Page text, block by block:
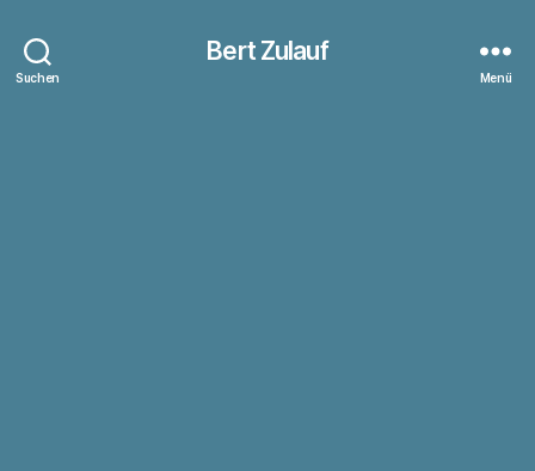
Suchen
Bert Zulauf
Menü